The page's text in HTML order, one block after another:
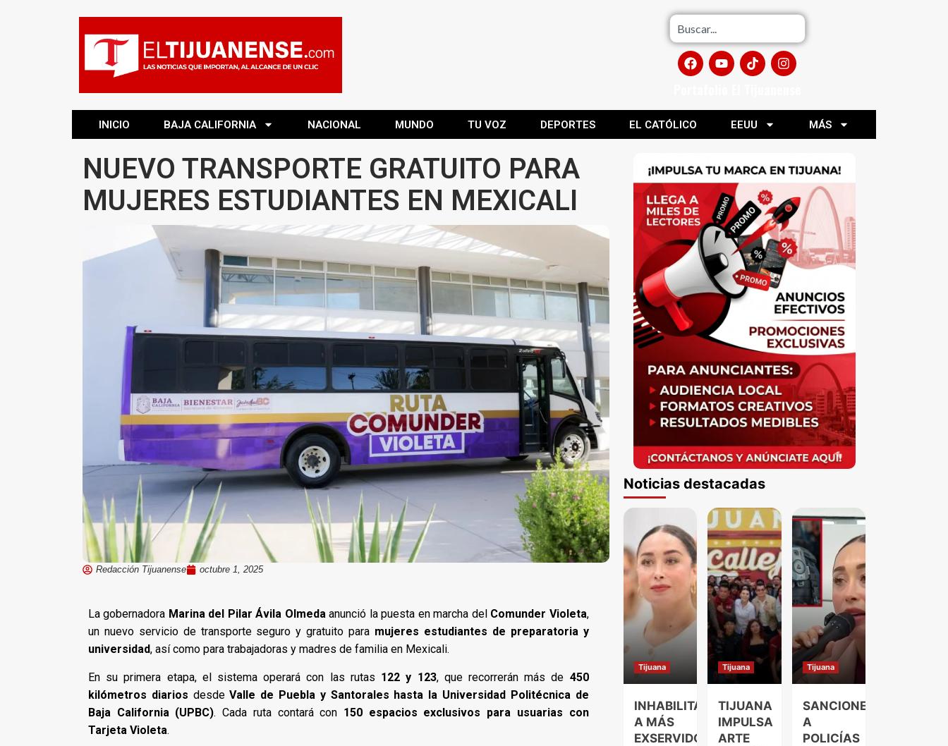
INICIO BAJA CALIFORNIA NACIONAL MUNDO TU VOZ DEPORTES EL CATÓLICO EEUU MÁS
NUEVO TRANSPORTE GRATUITO PARA
MUJERES ESTUDIANTES EN MEXICALI
Redacción Tijuanense octubre 1, 2025
La gobernadora Marina del Pilar Ávila Olmedaanunció la puesta en marcha del Comunder Violeta,
un nuevo servicio de transporte seguro y gratuito para mujeres estudiantes de preparatoria y
universidad, así como para trabajadoras y madres de familia en Mexicali.
En su primera etapa, el sistema operará con las rutas 122 y 123, que recorrerán más de 450
kilómetros diarios desdeValle de Puebla y Santorales hasta la Universidad Politécnica de
Baja California (UPBC). Cada ruta contará con 150 espacios exclusivos para usuarias con
Tarjeta Violeta.
Noticias destacadas
Tijuana
INHABILITAN
A MÁS
EXSERVIDORES
Tijuana
TIJUANA
IMPULSA
ARTE
Tijuana
SANCIONES
A
POLICÍAS